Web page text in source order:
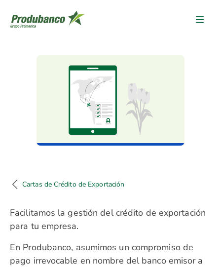
Facilitamos la gestión del crédito de exportación
para tu empresa.
En Produbanco, asumimos un compromiso de
pago irrevocable en nombre del banco emisor a
Cartas de Crédito de Exportación